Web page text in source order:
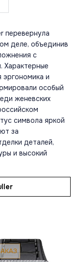
перевернула
деле, объединив
с
Характерные
эргономика и
особый
женевских
символа яркой
за
деталей,
и высокий